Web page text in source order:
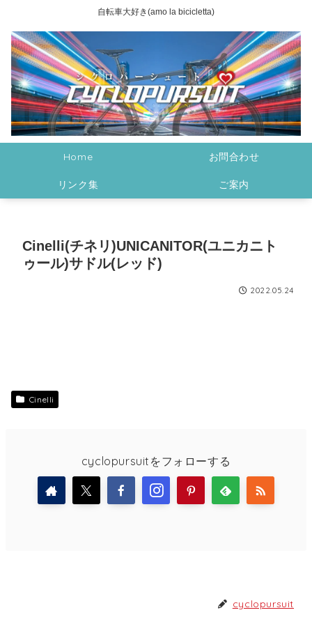
自転車大好き(amo la bicicletta)
Home お問合わせ
リンク集 ご案内
Cinelli(チネリ)UNICANITOR(ユニカニト
ゥール)サドル(レッド)
2022.05.24
Cinelli
cyclopursuitをフォローする
cyclopursuit